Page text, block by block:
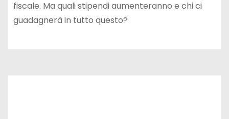
fiscale. Ma quali stipendi aumenteranno e chi ci
guadagnerà in tutto questo?